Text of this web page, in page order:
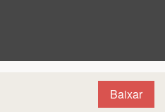
Baixar